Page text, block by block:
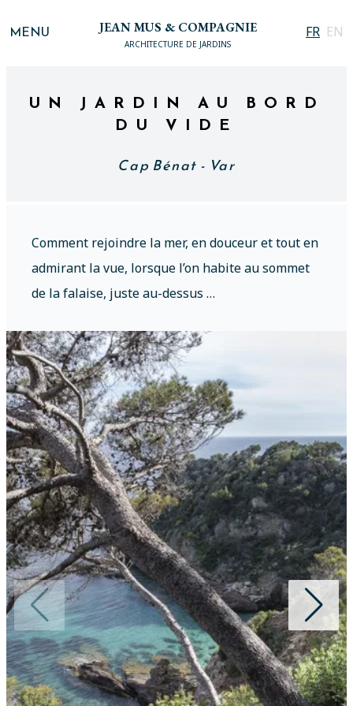
MENU JEAN MUS & COMPAGNIE
ARCHITECTURE DE JARDINS
FR EN
UN JARDIN AU BORD
DU VIDE
Cap Bénat - Var
Comment rejoindre la mer, en douceur et tout en
admirant la vue, lorsque l’on habite au sommet
de la falaise, juste au-dessus …